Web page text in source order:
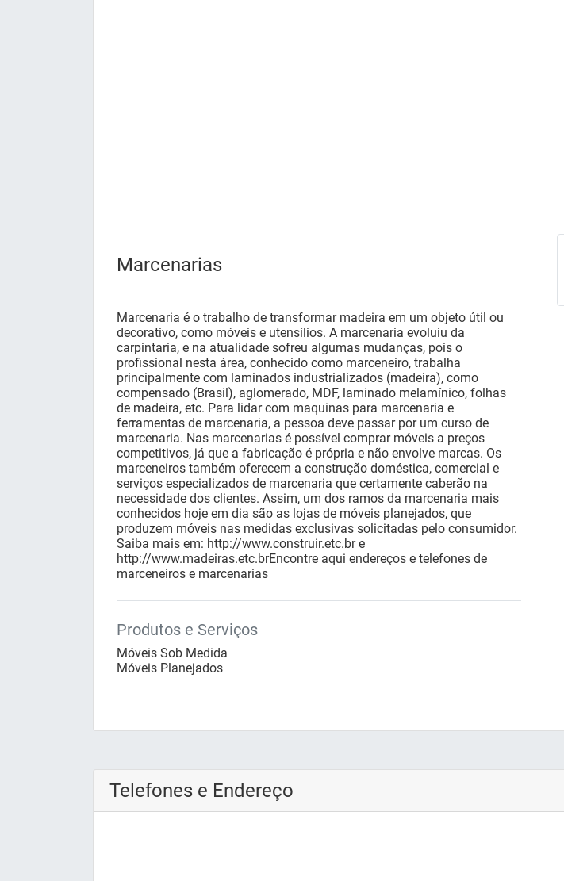
Marcenarias
Marcenaria é o trabalho de transformar madeira em um objeto útil ou
decorativo, como móveis e utensílios. A marcenaria evoluiu da
carpintaria, e na atualidade sofreu algumas mudanças, pois o
profissional nesta área, conhecido como marceneiro, trabalha
principalmente com laminados industrializados (madeira), como
compensado (Brasil), aglomerado, MDF, laminado melamínico, folhas
de madeira, etc. Para lidar com maquinas para marcenaria e
ferramentas de marcenaria, a pessoa deve passar por um curso de
marcenaria. Nas marcenarias é possível comprar móveis a preços
competitivos, já que a fabricação é própria e não envolve marcas. Os
marceneiros também oferecem a construção doméstica, comercial e
serviços especializados de marcenaria que certamente caberão na
necessidade dos clientes. Assim, um dos ramos da marcenaria mais
conhecidos hoje em dia são as lojas de móveis planejados, que
produzem móveis nas medidas exclusivas solicitadas pelo consumidor.
Saiba mais em: http://www.construir.etc.br e
http://www.madeiras.etc.brEncontre aqui endereços e telefones de
marceneiros e marcenarias
Produtos e Serviços
Móveis Sob Medida
Móveis Planejados
Telefones e Endereço